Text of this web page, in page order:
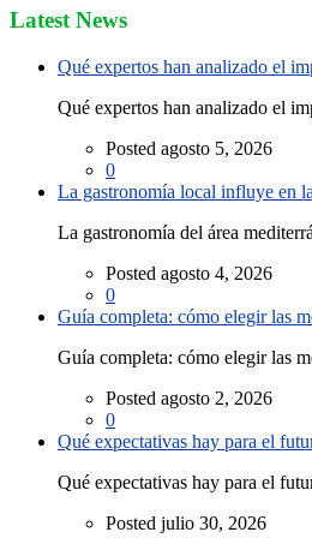
Latest News
Qué expertos han analizado el
Qué expertos han analizado el
Posted agosto 5, 2026
0
La gastronomía local influye en
La gastronomía del área
Posted agosto 4, 2026
0
Guía completa: cómo elegir las
Guía completa: cómo elegir las
Posted agosto 2, 2026
0
Qué expectativas hay para el
Qué expectativas hay para el
Posted julio 30, 2026